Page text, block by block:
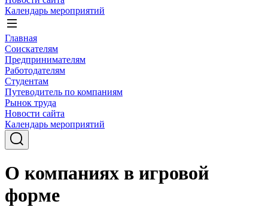
Календарь мероприятий
Главная
Соискателям
Предпринимателям
Работодателям
Студентам
Путеводитель по компаниям
Рынок труда
Новости сайта
Календарь мероприятий
О компаниях в игровой
форме